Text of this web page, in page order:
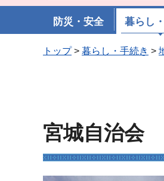
防災・安全 暮らし
トップ> 暮らし・手続き >
宮城自治会